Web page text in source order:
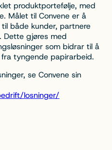
produktportefølje, med
Målet til Convene er å
både kunder, partnere
Dette gjøres med
som bidrar til å
tyngende papirarbeid.
se Convene sin
losninger/